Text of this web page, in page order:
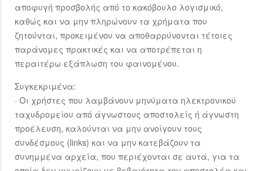
αποφυγή προσβολής από το κακόβουλο λογισμικό,
καθώς και να μην πληρώνουν τα χρήματα που
ζητούνται, προκειμένου να αποθαρρύνονται τέτοιες
παράνομες πρακτικές και να αποτρέπεται η
περαιτέρω εξάπλωση του φαινομένου.
Συγκεκριμένα:
· Οι χρήστες που λαμβάνουν μηνύματα ηλεκτρονικού
ταχυδρομείου από άγνωστους αποστολείς ή άγνωστη
προέλευση, καλούνται να μην ανοίγουν τους
συνδέσμους (links) και να μην κατεβάζουν τα
συνημμένα αρχεία, που περιέχονται σε αυτά, για τα